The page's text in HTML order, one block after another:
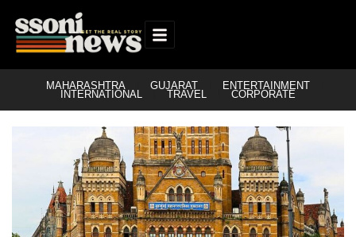
MAHARASHTRA GUJARAT ENTERTAINMENT
INTERNATIONAL TRAVEL CORPORATE